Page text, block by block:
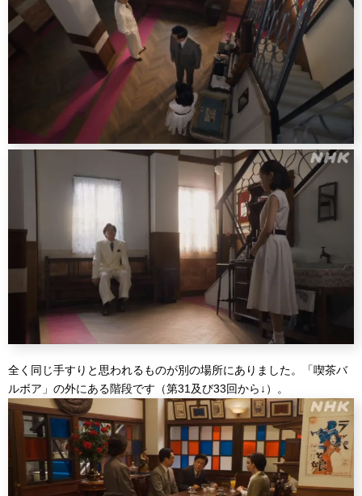
全く同じ手すりと思われるものが別の場所にありました。「喫茶バ
ルボア」の外にある階段です（第31及び33回から↓）。